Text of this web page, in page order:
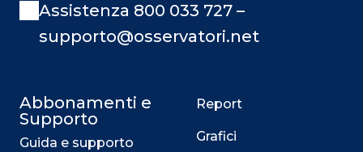
Assistenza 800 033 727 –
supporto@osservatori.net
Abbonamenti e
Supporto
Guida e supporto
Report
Grafici